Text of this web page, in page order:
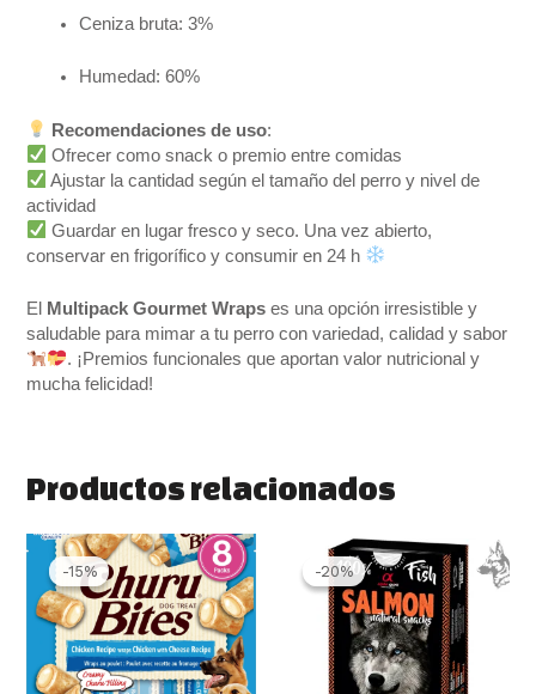
Ceniza bruta: 3%
Humedad: 60%
Recomendaciones de uso:
Ofrecer como snack o premio entre comidas
Ajustar la cantidad según el tamaño del perro y nivel de
actividad
Guardar en lugar fresco y seco. Una vez abierto,
conservar en frigorífico y consumir en 24 h
El Multipack Gourmet Wraps es una opción irresistible y
saludable para mimar a tu perro con variedad, calidad y sabor
. ¡Premios funcionales que aportan valor nutricional y
mucha felicidad!
Productos relacionados
-15%
-15%
El
precio
original
era:
6.50 €.
El
precio
actual
es:
5.50 €.
-20%
-20%
El
precio
original
era:
2.99 €.
El
precio
actual
es:
2.40 €.